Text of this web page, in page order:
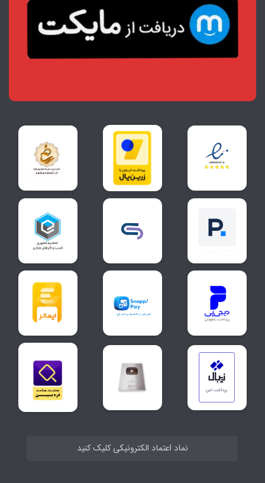
نماد اعتماد الکترونیکی کلیک کنید